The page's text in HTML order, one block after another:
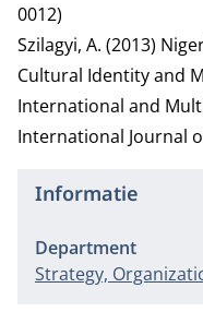
0012)
Szilagyi, A. (2013)
Cultural Identity and
International and
International Journal
Informatie
Department
Strategy,